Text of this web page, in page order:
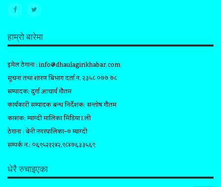
हाम्रो बारेमा
इमेल ठेगाना :info@dhaulagirikhabar.com
सूचना तथा प्रशारण बिभाग दर्ता न. २३५८ ०७७ ७८
सम्पादक: दुर्गा आचार्य गौतम
कार्यकारी सम्पादक प्रबन्ध निर्देशक: सन्तोष गौतम
प्रकाशक: म्याग्दी मालिका मिडिया प्रा.ली
ठेगाना : बेनी नगरपालिका–७ म्याग्दी
सम्पर्क न.: ०६९५२१२४२,९८४७६३३५६९
धेरै रुचाइएका